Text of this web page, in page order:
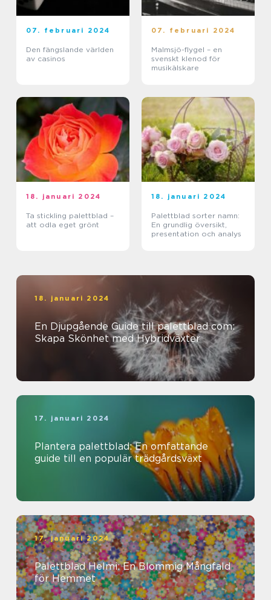
07. februari 2024
Den fängslande världen
av casinos
07. februari 2024
Malmsjö-flygel – en
svenskt klenod för
musikälskare
18. januari 2024
Ta stickling palettblad –
att odla eget grönt
18. januari 2024
Palettblad sorter namn:
En grundlig översikt,
presentation och analys
18. januari 2024
En Djupgående Guide till palettblad com:
Skapa Skönhet med Hybridväxter
17. januari 2024
Plantera palettblad: En omfattande
guide till en populär trädgårdsväxt
17. januari 2024
Palettblad Helmi: En Blommig Mångfald
för Hemmet